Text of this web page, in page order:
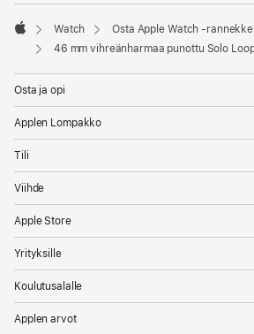
Apple
Watch
Osta Apple Watch
46 mm vihreänharmaa punottu Solo
Osta ja opi
Applen Lompakko
Tili
Viihde
Apple Store
Yrityksille
Koulutusalalle
Applen arvot